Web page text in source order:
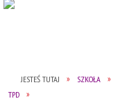
JESTEŚ TUTAJ SZKOŁA
TPD